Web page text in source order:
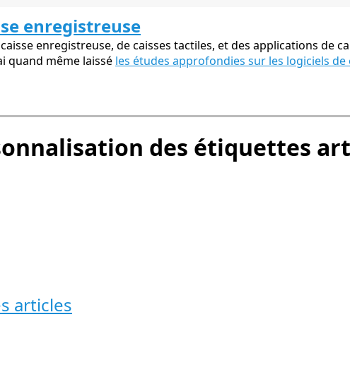
enregistreuse
enregistreuse, de caisses tactiles, et des applications de
quand même laissé les études approfondies sur les logiciels de
des étiquettes
articles